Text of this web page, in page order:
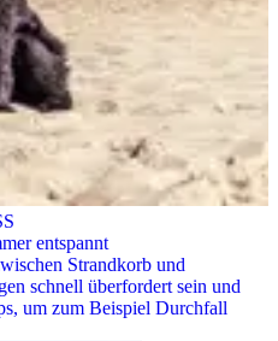
entspannt
Strandkorb und
schnell überfordert sein und
um zum Beispiel Durchfall